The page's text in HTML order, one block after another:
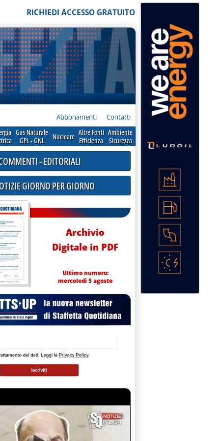
RICHIEDI ACCESSO GRATUITO
Abbonamenti Contatti
Gas Naturale
GPL - GNL
Nucleare Altre Fonti
Efficienza
Ambiente
Sicurezza
- EDITORIALI
GIORNO PER GIORNO
Archivio
Digitale in PDF
Ultimo numero:
mercoledì 5 agosto